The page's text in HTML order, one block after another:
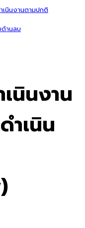
เนินงานตามปกติ
านลบ
นินงาน
ำเนิน